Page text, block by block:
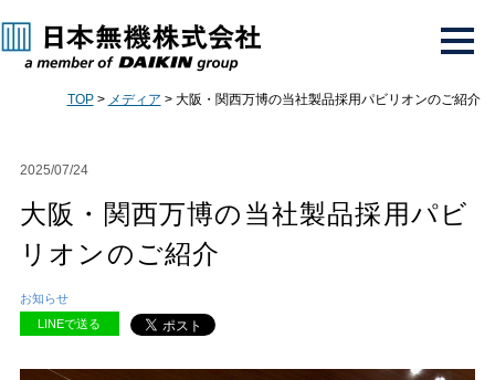
TOP> メディア > 大阪・関西万博の当社製品採用パビリオンのご紹介
2025/07/24
大阪・関西万博の当社製品採用パビ
リオンのご紹介
お知らせ
LINEで送る